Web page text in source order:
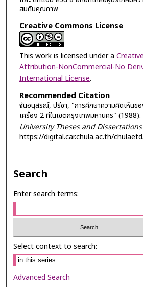
สมกับคุณภาพ
Creative Commons License
This work is licensed under a
Attribution-NonCommercial-No
International License.
Recommended Citation
จันอนุสรณ์, ปรีชา, "การศึกษาความคิดเห็นข
เครื่อง 2 ทีในเขตกรุงเทพมหานคร" (1988).
University Theses and Dissertations
https://digital.car.chula.ac.th/
Search
Enter search terms:
Select context to search:
Advanced Search